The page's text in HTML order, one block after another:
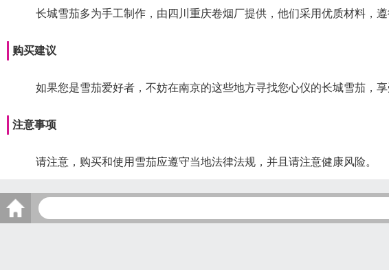
长城雪茄多为手工制作，由四川重庆卷烟厂提供，他们采用优质材料，
购买建议
如果您是雪茄爱好者，不妨在南京的这些地方寻找您心仪的长城雪茄，享
注意事项
请注意，购买和使用雪茄应遵守当地法律法规，并且请注意健康风险。